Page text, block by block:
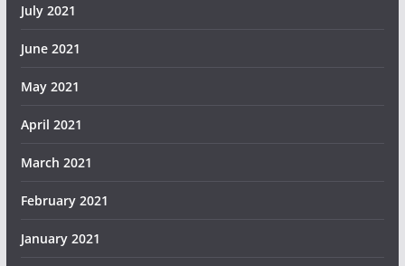
July 2021
June 2021
May 2021
April 2021
March 2021
February 2021
January 2021